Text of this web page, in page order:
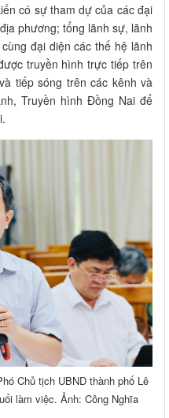
có sự tham dự của các đại
phương; tổng lãnh sự, lãnh
đại diện các thế hệ lãnh
truyền hình trực tiếp trên
tiếp sóng trên các kênh và
Truyền hình Đồng Nai để
Chủ tịch UBND thành phố Lê
làm việc. Ảnh: Công Nghĩa